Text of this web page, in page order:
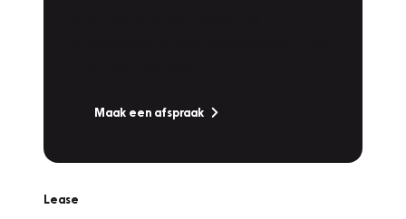
Maak een afspraak
Lease